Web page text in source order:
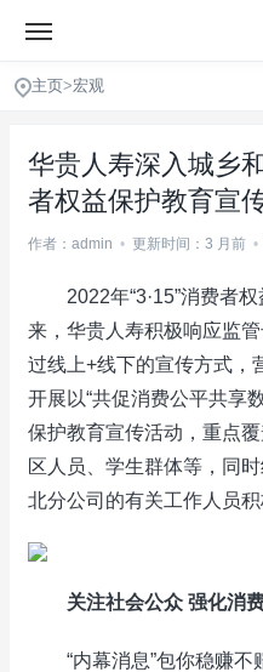
主页>宏观
华贵人寿深入城乡
者权益保护教育宣
作者：admin • 更新时间：3 月前 •
2022年“3·15”消费者权
来，华贵人寿积极响应监
过线上+线下的宣传方式，
开展以“共促消费公平共享
保护教育宣传活动，重点
区人员、学生群体等，同
北分公司的有关工作人员
关注社会公众 强化消
“内幕消息”包你稳赚不